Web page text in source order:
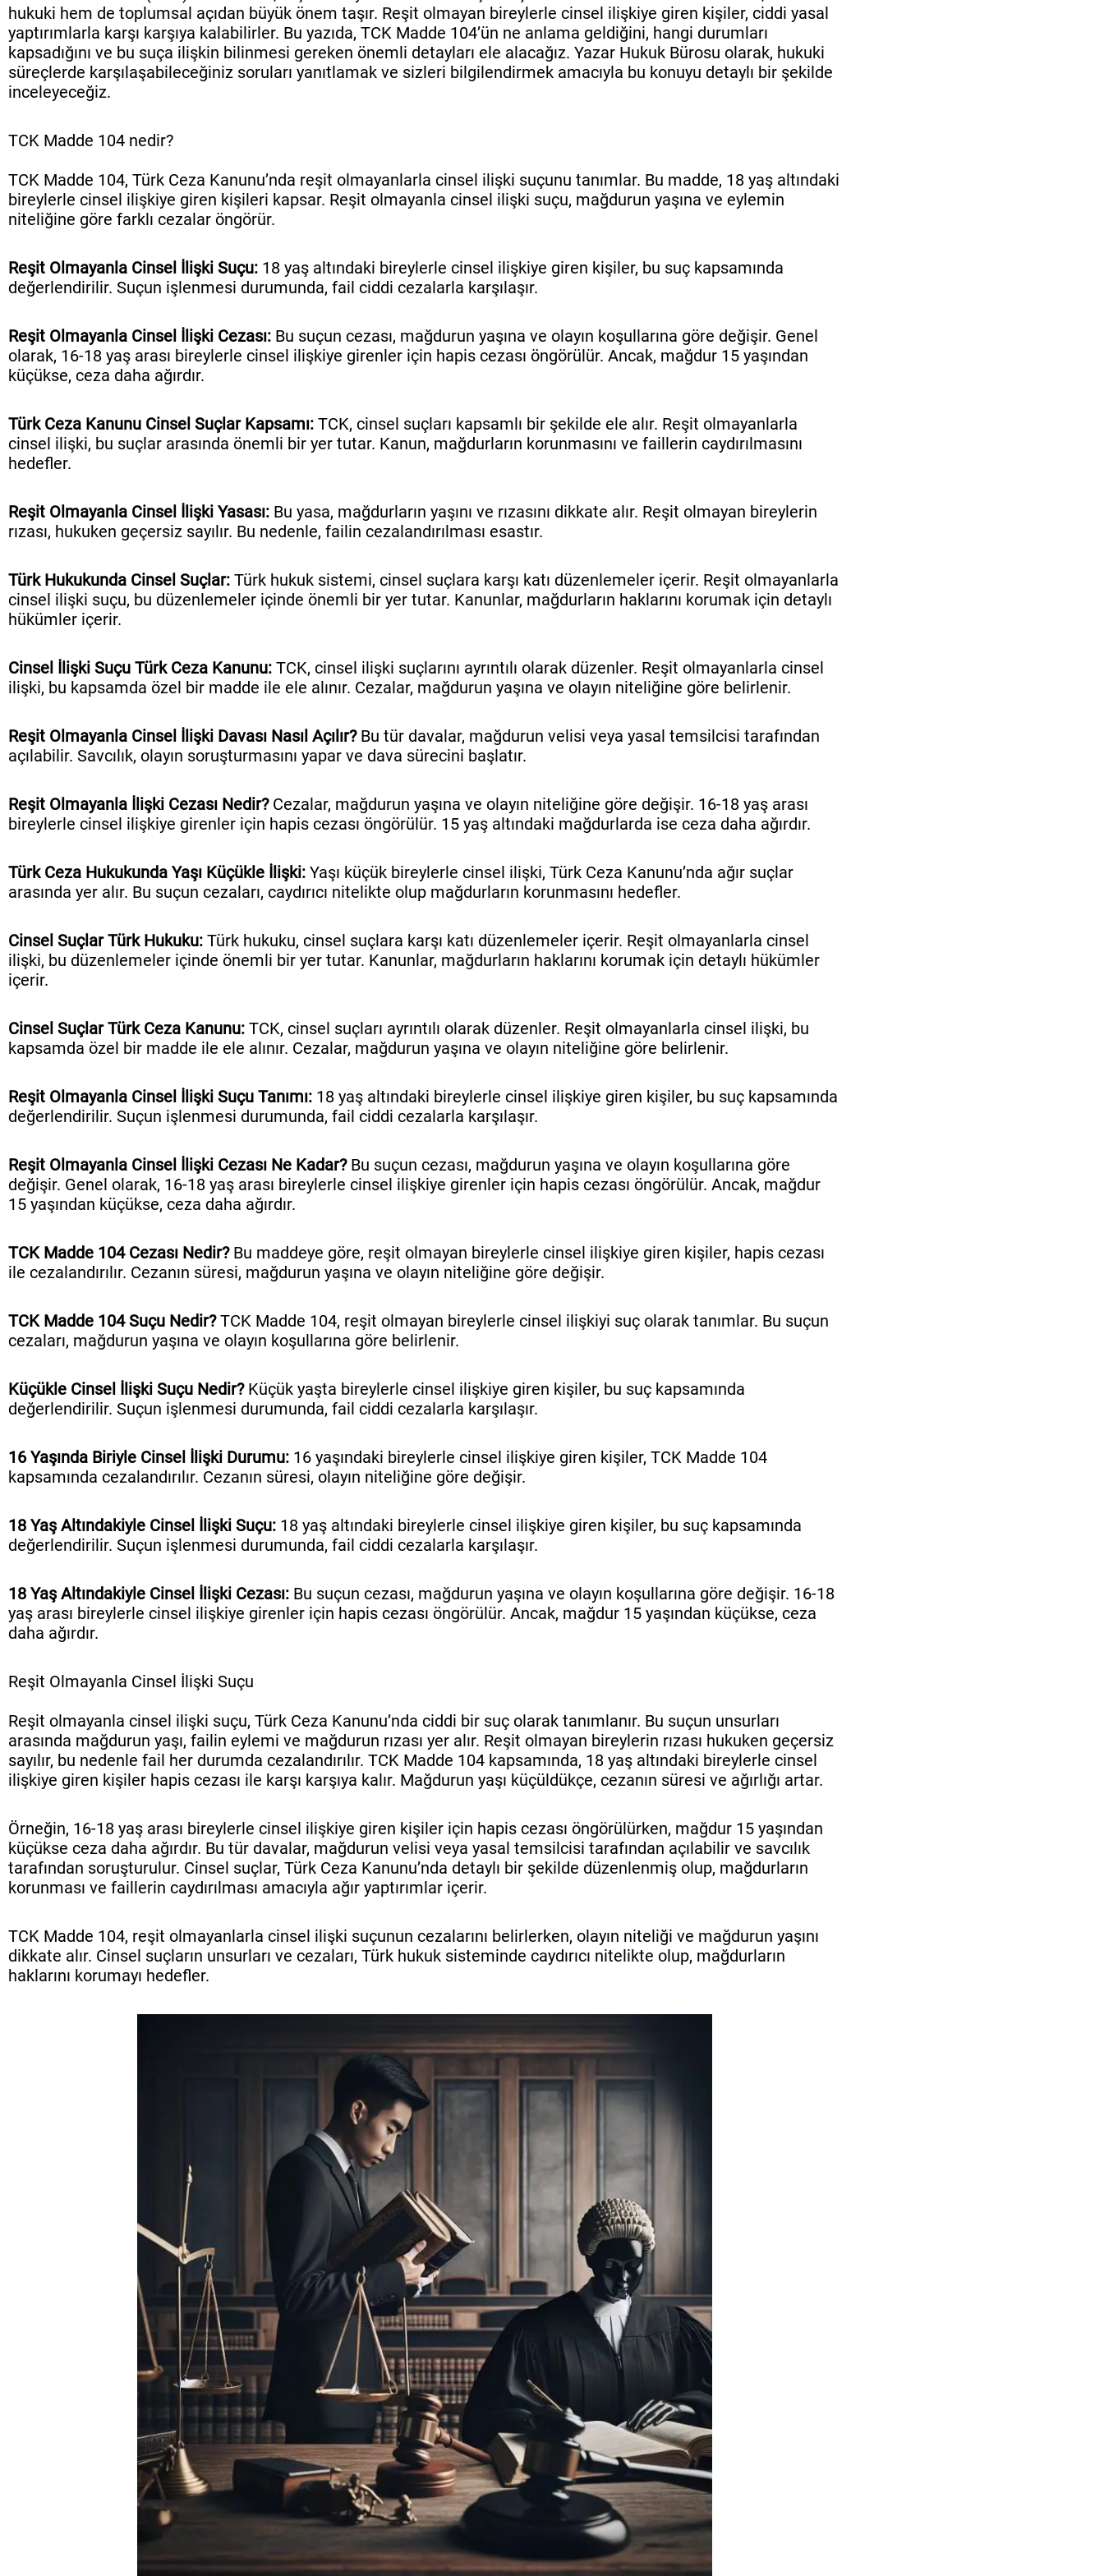
hukuki hem de toplumsal açıdan büyük önem taşır. Reşit olmayan bireylerle cinsel ilişkiye giren kişiler, ciddi yasal
yaptırımlarla karşı karşıya kalabilirler. Bu yazıda, TCK Madde 104’ün ne anlama geldiğini, hangi durumları
kapsadığını ve bu suça ilişkin bilinmesi gereken önemli detayları ele alacağız. Yazar Hukuk Bürosu olarak, hukuki
süreçlerde karşılaşabileceğiniz soruları yanıtlamak ve sizleri bilgilendirmek amacıyla bu konuyu detaylı bir şekilde
inceleyeceğiz.
TCK Madde 104 nedir?
TCK Madde 104, Türk Ceza Kanunu’nda reşit olmayanlarla cinsel ilişki suçunu tanımlar. Bu madde, 18 yaş altındaki
bireylerle cinsel ilişkiye giren kişileri kapsar. Reşit olmayanla cinsel ilişki suçu, mağdurun yaşına ve eylemin
niteliğine göre farklı cezalar öngörür.
Reşit Olmayanla Cinsel İlişki Suçu: 18 yaş altındaki bireylerle cinsel ilişkiye giren kişiler, bu suç kapsamında
değerlendirilir. Suçun işlenmesi durumunda, fail ciddi cezalarla karşılaşır.
Reşit Olmayanla Cinsel İlişki Cezası: Bu suçun cezası, mağdurun yaşına ve olayın koşullarına göre değişir. Genel
olarak, 16-18 yaş arası bireylerle cinsel ilişkiye girenler için hapis cezası öngörülür. Ancak, mağdur 15 yaşından
küçükse, ceza daha ağırdır.
Türk Ceza Kanunu Cinsel Suçlar Kapsamı: TCK, cinsel suçları kapsamlı bir şekilde ele alır. Reşit olmayanlarla
cinsel ilişki, bu suçlar arasında önemli bir yer tutar. Kanun, mağdurların korunmasını ve faillerin caydırılmasını
hedefler.
Reşit Olmayanla Cinsel İlişki Yasası: Bu yasa, mağdurların yaşını ve rızasını dikkate alır. Reşit olmayan bireylerin
rızası, hukuken geçersiz sayılır. Bu nedenle, failin cezalandırılması esastır.
Türk Hukukunda Cinsel Suçlar: Türk hukuk sistemi, cinsel suçlara karşı katı düzenlemeler içerir. Reşit olmayanlarla
cinsel ilişki suçu, bu düzenlemeler içinde önemli bir yer tutar. Kanunlar, mağdurların haklarını korumak için detaylı
hükümler içerir.
Cinsel İlişki Suçu Türk Ceza Kanunu: TCK, cinsel ilişki suçlarını ayrıntılı olarak düzenler. Reşit olmayanlarla cinsel
ilişki, bu kapsamda özel bir madde ile ele alınır. Cezalar, mağdurun yaşına ve olayın niteliğine göre belirlenir.
Reşit Olmayanla Cinsel İlişki Davası Nasıl Açılır?Bu tür davalar, mağdurun velisi veya yasal temsilcisi tarafından
açılabilir. Savcılık, olayın soruşturmasını yapar ve dava sürecini başlatır.
Reşit Olmayanla İlişki Cezası Nedir?Cezalar, mağdurun yaşına ve olayın niteliğine göre değişir. 16-18 yaş arası
bireylerle cinsel ilişkiye girenler için hapis cezası öngörülür. 15 yaş altındaki mağdurlarda ise ceza daha ağırdır.
Türk Ceza Hukukunda Yaşı Küçükle İlişki: Yaşı küçük bireylerle cinsel ilişki, Türk Ceza Kanunu’nda ağır suçlar
arasında yer alır. Bu suçun cezaları, caydırıcı nitelikte olup mağdurların korunmasını hedefler.
Cinsel Suçlar Türk Hukuku: Türk hukuku, cinsel suçlara karşı katı düzenlemeler içerir. Reşit olmayanlarla cinsel
ilişki, bu düzenlemeler içinde önemli bir yer tutar. Kanunlar, mağdurların haklarını korumak için detaylı hükümler
içerir.
Cinsel Suçlar Türk Ceza Kanunu: TCK, cinsel suçları ayrıntılı olarak düzenler. Reşit olmayanlarla cinsel ilişki, bu
kapsamda özel bir madde ile ele alınır. Cezalar, mağdurun yaşına ve olayın niteliğine göre belirlenir.
Reşit Olmayanla Cinsel İlişki Suçu Tanımı: 18 yaş altındaki bireylerle cinsel ilişkiye giren kişiler, bu suç kapsamında
değerlendirilir. Suçun işlenmesi durumunda, fail ciddi cezalarla karşılaşır.
Reşit Olmayanla Cinsel İlişki Cezası Ne Kadar?Bu suçun cezası, mağdurun yaşına ve olayın koşullarına göre
değişir. Genel olarak, 16-18 yaş arası bireylerle cinsel ilişkiye girenler için hapis cezası öngörülür. Ancak, mağdur
15 yaşından küçükse, ceza daha ağırdır.
TCK Madde 104 Cezası Nedir?Bu maddeye göre, reşit olmayan bireylerle cinsel ilişkiye giren kişiler, hapis cezası
ile cezalandırılır. Cezanın süresi, mağdurun yaşına ve olayın niteliğine göre değişir.
TCK Madde 104 Suçu Nedir?TCK Madde 104, reşit olmayan bireylerle cinsel ilişkiyi suç olarak tanımlar. Bu suçun
cezaları, mağdurun yaşına ve olayın koşullarına göre belirlenir.
Küçükle Cinsel İlişki Suçu Nedir?Küçük yaşta bireylerle cinsel ilişkiye giren kişiler, bu suç kapsamında
değerlendirilir. Suçun işlenmesi durumunda, fail ciddi cezalarla karşılaşır.
16 Yaşında Biriyle Cinsel İlişki Durumu: 16 yaşındaki bireylerle cinsel ilişkiye giren kişiler, TCK Madde 104
kapsamında cezalandırılır. Cezanın süresi, olayın niteliğine göre değişir.
18 Yaş Altındakiyle Cinsel İlişki Suçu: 18 yaş altındaki bireylerle cinsel ilişkiye giren kişiler, bu suç kapsamında
değerlendirilir. Suçun işlenmesi durumunda, fail ciddi cezalarla karşılaşır.
18 Yaş Altındakiyle Cinsel İlişki Cezası: Bu suçun cezası, mağdurun yaşına ve olayın koşullarına göre değişir. 16-18
yaş arası bireylerle cinsel ilişkiye girenler için hapis cezası öngörülür. Ancak, mağdur 15 yaşından küçükse, ceza
daha ağırdır.
Reşit Olmayanla Cinsel İlişki Suçu
Reşit olmayanla cinsel ilişki suçu, Türk Ceza Kanunu’nda ciddi bir suç olarak tanımlanır. Bu suçun unsurları
arasında mağdurun yaşı, failin eylemi ve mağdurun rızası yer alır. Reşit olmayan bireylerin rızası hukuken geçersiz
sayılır, bu nedenle fail her durumda cezalandırılır. TCK Madde 104 kapsamında, 18 yaş altındaki bireylerle cinsel
ilişkiye giren kişiler hapis cezası ile karşı karşıya kalır. Mağdurun yaşı küçüldükçe, cezanın süresi ve ağırlığı artar.
Örneğin, 16-18 yaş arası bireylerle cinsel ilişkiye giren kişiler için hapis cezası öngörülürken, mağdur 15 yaşından
küçükse ceza daha ağırdır. Bu tür davalar, mağdurun velisi veya yasal temsilcisi tarafından açılabilir ve savcılık
tarafından soruşturulur. Cinsel suçlar, Türk Ceza Kanunu’nda detaylı bir şekilde düzenlenmiş olup, mağdurların
korunması ve faillerin caydırılması amacıyla ağır yaptırımlar içerir.
TCK Madde 104, reşit olmayanlarla cinsel ilişki suçunun cezalarını belirlerken, olayın niteliği ve mağdurun yaşını
dikkate alır. Cinsel suçların unsurları ve cezaları, Türk hukuk sisteminde caydırıcı nitelikte olup, mağdurların
haklarını korumayı hedefler.